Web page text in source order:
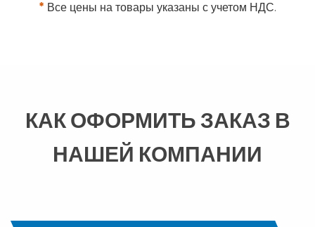
* Все цены на товары указаны с учетом НДС.
КАК ОФОРМИТЬ ЗАКАЗ В
НАШЕЙ КОМПАНИИ